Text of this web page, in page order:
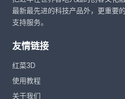
最新最先进的科技产品外，更重要
支持服务。
友情链接
红菜3D
使用教程
关于我们